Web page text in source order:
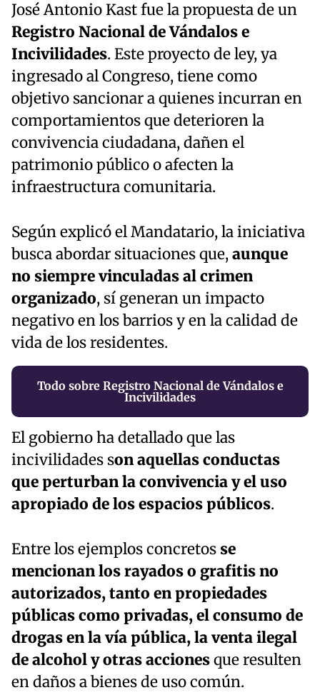
José Antonio Kast fue la propuesta de un
Registro Nacional de Vándalos e
Incivilidades. Este proyecto de ley, ya
ingresado al Congreso, tiene como
objetivo sancionar a quienes incurran en
comportamientos que deterioren la
convivencia ciudadana, dañen el
patrimonio público o afecten la
infraestructura comunitaria.
Según explicó el Mandatario, la iniciativa
busca abordar situaciones que,aunque
no siempre vinculadas al crimen
organizado, sí generan un impacto
negativo en los barrios y en la calidad de
vida de los residentes.
Todo sobre Registro Nacional de Vándalos e
Incivilidades
El gobierno ha detallado que las
incivilidades son aquellas conductas
que perturban la convivencia y el uso
apropiado de los espacios públicos.
Entre los ejemplos concretos se
mencionan los rayados o grafitis no
autorizados, tanto en propiedades
públicas como privadas, el consumo de
drogas en la vía pública, la venta ilegal
de alcohol y otras accionesque resulten
en daños a bienes de uso común.